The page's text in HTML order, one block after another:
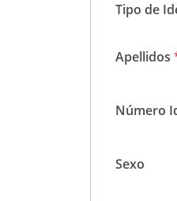
Tipo de
Apellidos
Número
Sexo